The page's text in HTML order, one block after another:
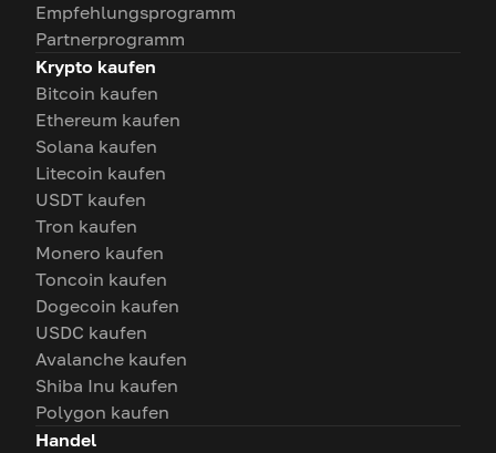
Empfehlungsprogramm
Partnerprogramm
Krypto kaufen
Bitcoin kaufen
Ethereum kaufen
Solana kaufen
Litecoin kaufen
USDT kaufen
Tron kaufen
Monero kaufen
Toncoin kaufen
Dogecoin kaufen
USDC kaufen
Avalanche kaufen
Shiba Inu kaufen
Polygon kaufen
Handel